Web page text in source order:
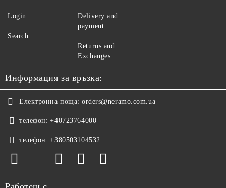
Login
Search
Delivery and
payment
Returns and
Exchanges
Информация за връзка:
Електронна поща: orders@neramo.com.ua
телефон: +40723764000
телефон: +380503104532